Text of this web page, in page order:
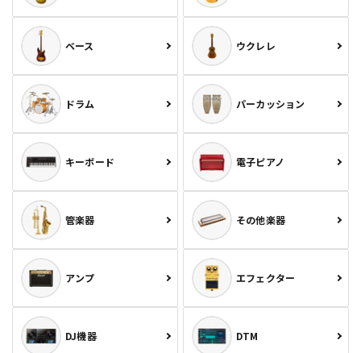
ベース ウクレレ
ドラム パーカッション
キーボード 電子ピアノ
管楽器 その他楽器
アンプ エフェクター
DJ機器 DTM